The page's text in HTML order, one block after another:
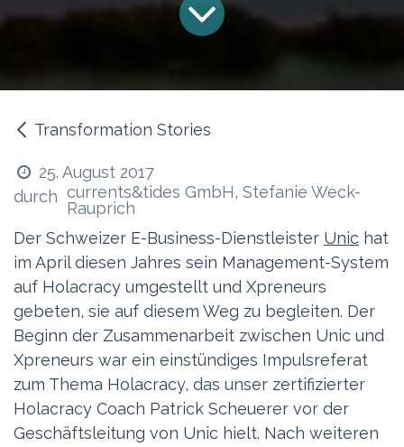
Transformation Stories
25. August 2017
durch currents&tides GmbH, Stefanie Weck-
Rauprich
Der Schweizer E-Business-Dienstleister Unic hat
im April diesen Jahres sein Management-System
auf Holacracy umgestellt und Xpreneurs
gebeten, sie auf diesem Weg zu begleiten. Der
Beginn der Zusammenarbeit zwischen Unic und
Xpreneurs war ein einstündiges Impulsreferat
zum Thema Holacracy, das unser zertifizierter
Holacracy Coach Patrick Scheuerer vor der
Geschäftsleitung von Unic hielt. Nach weiteren